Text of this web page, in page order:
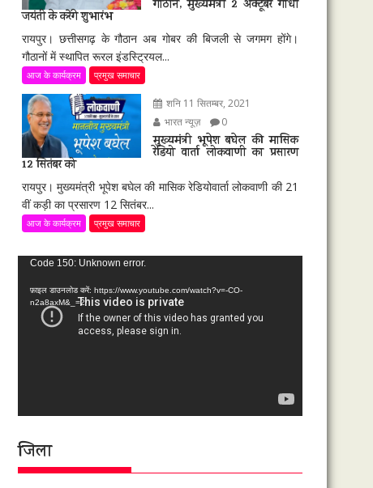
गौठान, मुख्यमंत्री 2 अक्टूबर गांधी
जयंती के करेंगे शुभारंभ
रायपुर। छत्तीसगढ़ के गौठान अब गोबर की बिजली से जगमग होंगे।
गौठानों में स्थापित रूरल इंडस्ट्रियल...
आज के कार्यक्रम प्रमुख समाचार
शनि 11 सितम्बर, 2021
भारत न्यूज़
0
मुख्यमंत्री भूपेश बघेल की मासिक
रेडियो वार्ता लोकवाणी का प्रसारण
12 सितंबर को
रायपुर। मुख्यमंत्री भूपेश बघेल की मासिक रेडियोवार्ता लोकवाणी की 21
वीं कड़ी का प्रसारण 12 सितंबर...
आज के कार्यक्रम प्रमुख समाचार
वीडियो
प्लेयर
Code 150: Unknown error.
फ़ाइल डाउनलोड करें: https://www.youtube.com/watch?v=-CO-
n2a8axM&_=2
जिला